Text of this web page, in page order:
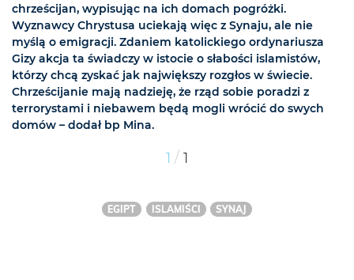
chrześcijan, wypisując na ich domach pogróżki.
Wyznawcy Chrystusa uciekają więc z Synaju, ale nie
myślą o emigracji. Zdaniem katolickiego ordynariusza
Gizy akcja ta świadczy w istocie o słabości islamistów,
którzy chcą zyskać jak największy rozgłos w świecie.
Chrześcijanie mają nadzieję, że rząd sobie poradzi z
terrorystami i niebawem będą mogli wrócić do swych
domów – dodał bp Mina.
1 / 1
EGIPT ISLAMIŚCI SYNAJ